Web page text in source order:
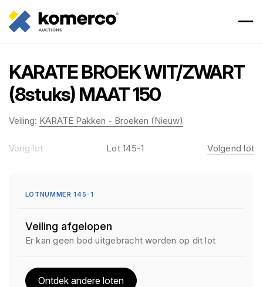
KARATE BROEK WIT/ZWART
(8stuks) MAAT 150
Veiling: KARATE Pakken - Broeken (Nieuw)
Vorig lot Lot 145-1 Volgend lot
LOTNUMMER 145-1
Veiling afgelopen
Er kan geen bod uitgebracht worden op dit lot
Ontdek andere loten